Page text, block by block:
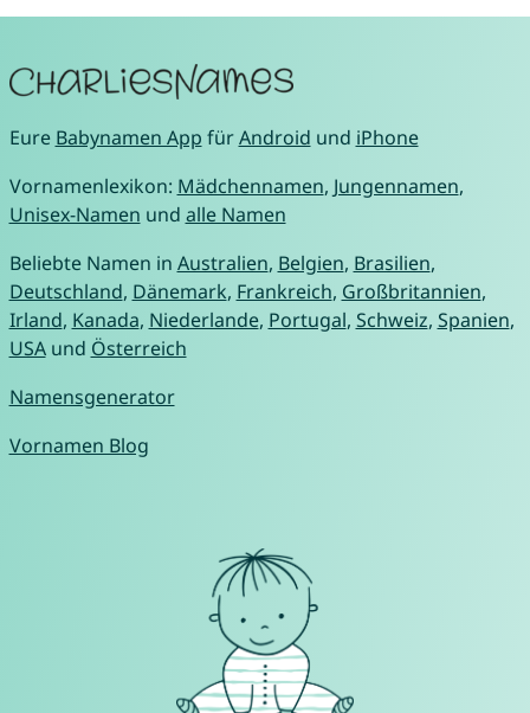
Eure Babynamen App fürAndroid und iPhone
Vornamenlexikon: Mädchennamen, Jungennamen,
Unisex-Namen und alle Namen
Beliebte Namen in Australien, Belgien, Brasilien,
Deutschland, Dänemark, Frankreich, Großbritannien,
Irland, Kanada, Niederlande, Portugal, Schweiz, Spanien,
USAund Österreich
Namensgenerator
Vornamen Blog